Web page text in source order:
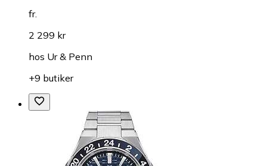
fr.
2 299 kr
hos Ur & Penn
+9 butiker